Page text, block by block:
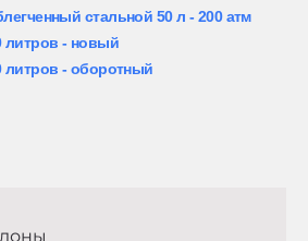
стальной 50 л - 200 атм
литров - новый
- оборотный